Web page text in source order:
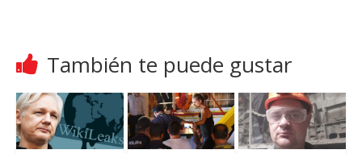
También te puede gustar